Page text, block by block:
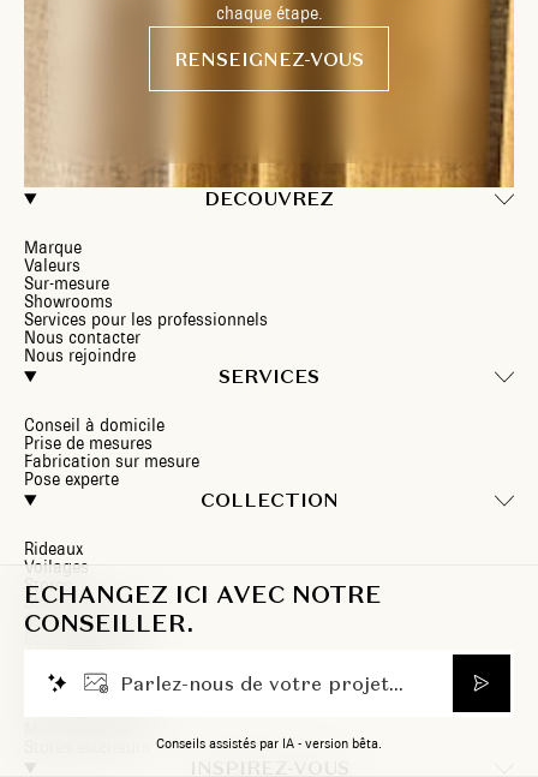
ECHANGEZ ICI AVEC NOTRE
CONSEILLER.
Parlez-nous de votre projet...
Conseils assistés par IA - version bêta.
DECOUVREZ
Marque
Valeurs
Sur-mesure
Showrooms
Services pour les professionnels
Nous contacter
Nous rejoindre
SERVICES
Conseil à domicile
Prise de mesures
Fabrication sur mesure
Pose experte
COLLECTION
Rideaux
Voilages
Stores
Stores enrouleurs
Stores bateaux
Stores vénitiens
Stores plissés
Stores californiens
chaque étape.
RENSEIGNEZ-VOUS